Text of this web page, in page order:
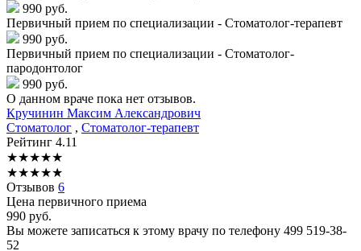
990 руб.
Первичный прием по специализации - Стоматолог-терапевт
990 руб.
Первичный прием по специализации - Стоматолог-
пародонтолог
990 руб.
О данном враче пока нет отзывов.
Кручинин Максим Александрович
Стоматолог , Стоматолог-терапевт
Рейтинг 4.11
★★★★★
★★★★★
Отзывов 6
Цена первичного приема
990 руб.
Вы можете записаться к этому врачу по телефону 499 519-38-
52